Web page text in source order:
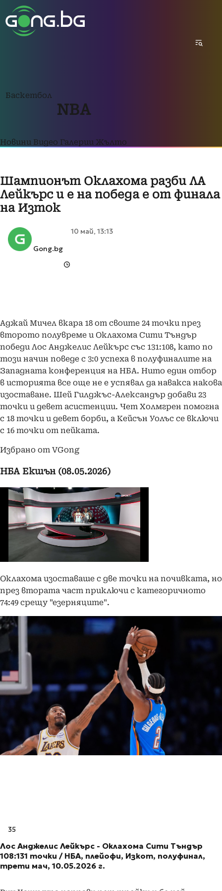
Баскетбол
NBA
Новини Видео Галерии Жълто
Шампионът Оклахома разби ЛА
Лейкърс и е на победа е от финала
на Изток
Gong.bg
10 май, 13:13
Аджай Мичел вкара 18 от своите 24 точки през
второто полувреме и Оклахома Сити Тъндър
победи Лос Анджелис Лейкърс със 131:108, като по
този начин поведе с 3:0 успеха в полуфиналите на
Западната конференция на НБА. Нито един отбор
в историята все още не е успявал да навакса накова
изоставане. Шей Гилджъс-Александър добави 23
точки и девет асистенции. Чет Холмгрен помогна
с 18 точки и девет борби, а Кейсън Уолъс се включи
с 16 точки от пейката.
Избрано от VGong
НБА Екшън (08.05.2026)
Оклахома изоставаше с две точки на почивката, но
през втората част приключи с категоричното
74:49 срещу "езерняците".
35
Лос Анджелис Лейкърс - Оклахома Сити Тъндър
108:131 точки / НБА, плейофи, Изкот, полуфинал,
трети мач, 10.05.2026 г.